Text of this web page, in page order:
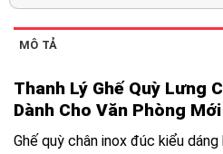
MÔ TẢ
Thanh Lý Ghế Quỳ Lưng
Dành Cho Văn Phòng Mới
Ghế quỳ chân inox đúc kiểu